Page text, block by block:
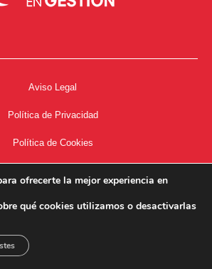
Aviso Legal
Política de Privacidad
Política de Cookies
ofrecerte la mejor experiencia en
qué cookies utilizamos o desactivarlas